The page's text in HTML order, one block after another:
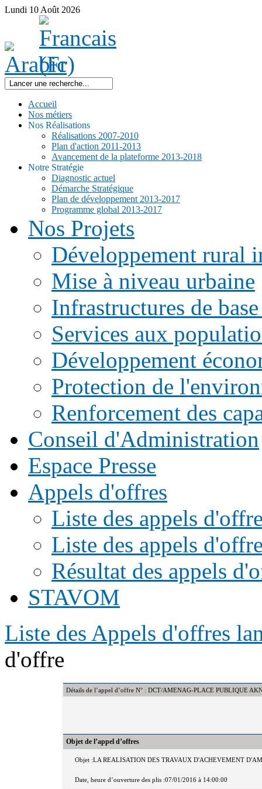
Lundi 10 Août 2026
Accueil
Nos métiers
Nos Réalisations
Réalisations 2007-2010
Plan d'action 2011-2013
Avancement de la plateforme 2013-2018
Notre Stratégie
Diagnostic actuel
Démarche Stratégique
Plan de développement 2013-2017
Programme global 2013-2017
Nos Projets
Développement rural
Mise à niveau urbaine
Infrastructures de
Services aux
Développement
Protection de
Renforcement des
Conseil d'Administration
Espace Presse
Appels d'offres
Liste des appels
Liste des appels
Résultat des appels
STAVOM
Liste des Appels d'offres
d'offre
Détails de l’appel d’offre N° : DCT/AMENAG-PLACE PUBLIQUE
Objet de l’appel d’offres
Objet :LA REALISATION DES TRAVAUX D'ACHEVEMENT
Date, heure d’ouverture des plis :07/01/2016 à 14:00:00